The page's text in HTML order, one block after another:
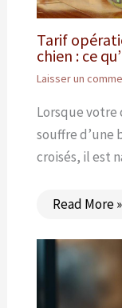
Tarif
chien : ce
Laisser un
Lorsque votre
souffre d’une
croisés, il est
Read More »